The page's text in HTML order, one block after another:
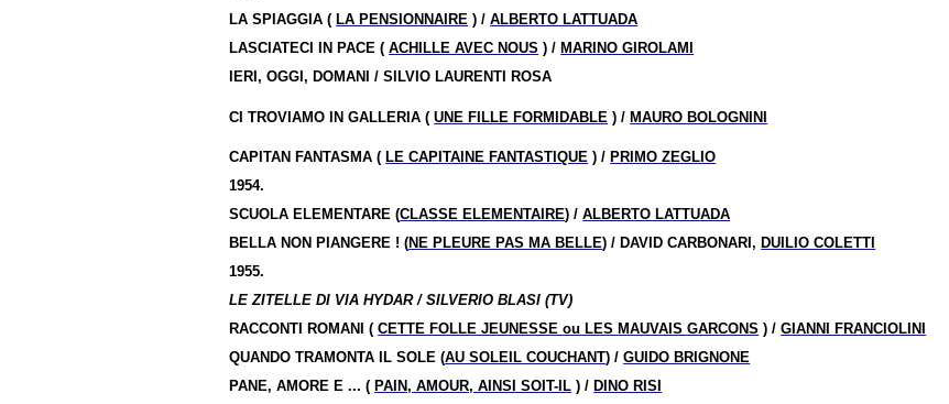
LA SPIAGGIA ( LA PENSIONNAIRE ) /ALBERTO LATTUADA
LASCIATECI IN PACE (ACHILLE AVEC NOUS ) / MARINO GIROLAMI
IERI, OGGI, DOMANI / SILVIO LAURENTI ROSA
CI TROVIAMO IN GALLERIA (UNE FILLE FORMIDABLE ) / MAURO BOLOGNINI
CAPITAN FANTASMA ( LE CAPITAINE FANTASTIQUE ) / PRIMO ZEGLIO
1954.
SCUOLA ELEMENTARE (CLASSE ELEMENTAIRE) /ALBERTO LATTUADA
BELLA NON PIANGERE ! (NE PLEURE PAS MA BELLE) / DAVID CARBONARI, DUILIO COLETTI
1955.
LE ZITELLE DI VIA HYDAR / SILVERIO BLASI (TV)
RACCONTI ROMANI (CETTE FOLLE JEUNESSE ou LES MAUVAIS GARCONS ) /GIANNI FRANCIOLINI
QUANDO TRAMONTA IL SOLE (AU SOLEIL COUCHANT) /GUIDO BRIGNONE
PANE, AMORE E ... ( PAIN, AMOUR, AINSI SOIT-IL ) / DINO RISI